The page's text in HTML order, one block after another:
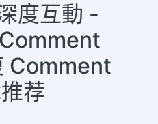
度互動 -
Comment
荐